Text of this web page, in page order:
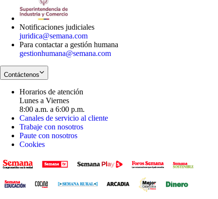
Notificaciones judiciales
juridica@semana.com
Para contactar a gestión humana
gestionhumana@semana.com
Contáctenos
Horarios de atención
Lunes a Viernes
8:00 a.m. a 6:00 p.m.
Canales de servicio al cliente
Trabaje con nosotros
Paute con nosotros
Cookies